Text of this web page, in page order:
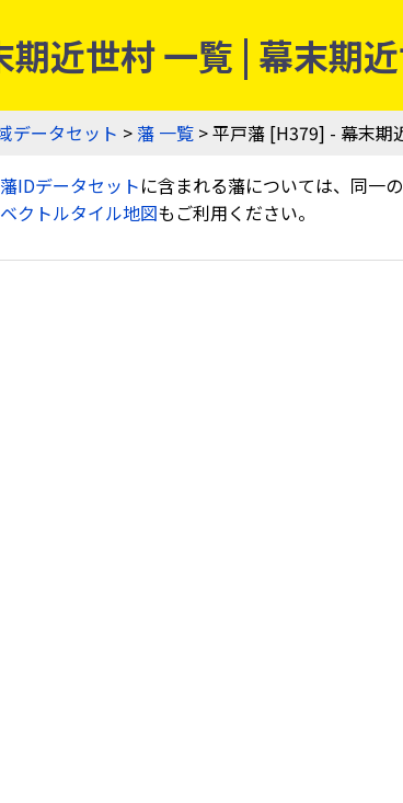
近世村 一覧 | 幕末期
データセット > 藩 一覧 > 平戸藩 [H379] - 幕末期
藩IDデータセットに含まれる藩については、同一
ベクトルタイル地図もご利用ください。